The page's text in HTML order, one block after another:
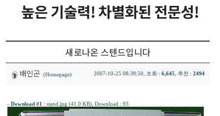
높은 기술력! 차별화된 전문성!
새로나온 스텐드입니다
배인곤 (Homepage) 2007-10-25 08:38:50, 조회 : 6,645 , 추천 : 2494
- Download #1 : stand.jpg (41.0 KB) , Download : 93